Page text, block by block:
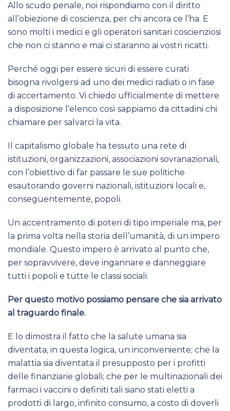
Allo scudo penale, noi rispondiamo con il diritto
all’obiezione di coscienza, per chi ancora ce l’ha. E
sono molti i medici e gli operatori sanitari coscienziosi
che non ci stanno e mai ci staranno ai vostri ricatti.
Perché oggi per essere sicuri di essere curati
bisogna rivolgersi ad uno dei medici radiati o in fase
di accertamento. Vi chiedo ufficialmente di mettere
a disposizione l’elenco così sappiamo da cittadini chi
chiamare per salvarci la vita.
Il capitalismo globale ha tessuto una rete di
istituzioni, organizzazioni, associazioni sovranazionali,
con l’obiettivo di far passare le sue politiche
esautorando governi nazionali, istituzioni locali e,
conseguentemente, popoli.
Un accentramento di poteri di tipo imperiale ma, per
la prima volta nella storia dell’umanità, di un impero
mondiale. Questo impero è arrivato al punto che,
per sopravvivere, deve ingannare e danneggiare
tutti i popoli e tutte le classi sociali.
Per questo motivo possiamo pensare che sia arrivato
al traguardo finale.
E lo dimostra il fatto che la salute umana sia
diventata, in questa logica, un inconveniente; che la
malattia sia diventata il presupposto per i profitti
delle finanziarie globali; che per le multinazionali dei
farmaci i vaccini o definiti tali siano stati eletti a
prodotti di largo, infinito consumo, a costo di doverli